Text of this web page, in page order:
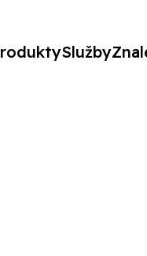
Služby